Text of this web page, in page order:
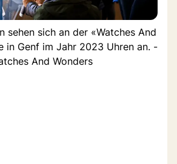
sehen sich an der «Watches And
in Genf im Jahr 2023 Uhren an. -
And Wonders